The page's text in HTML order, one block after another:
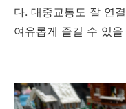
다. 대중교통도 잘 연
여유롭게 즐길 수 있